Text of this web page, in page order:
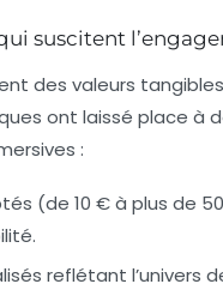
suscitent
des valeurs
ont laissé place à
:
(de 10 € à plus de
reflétant l’univers